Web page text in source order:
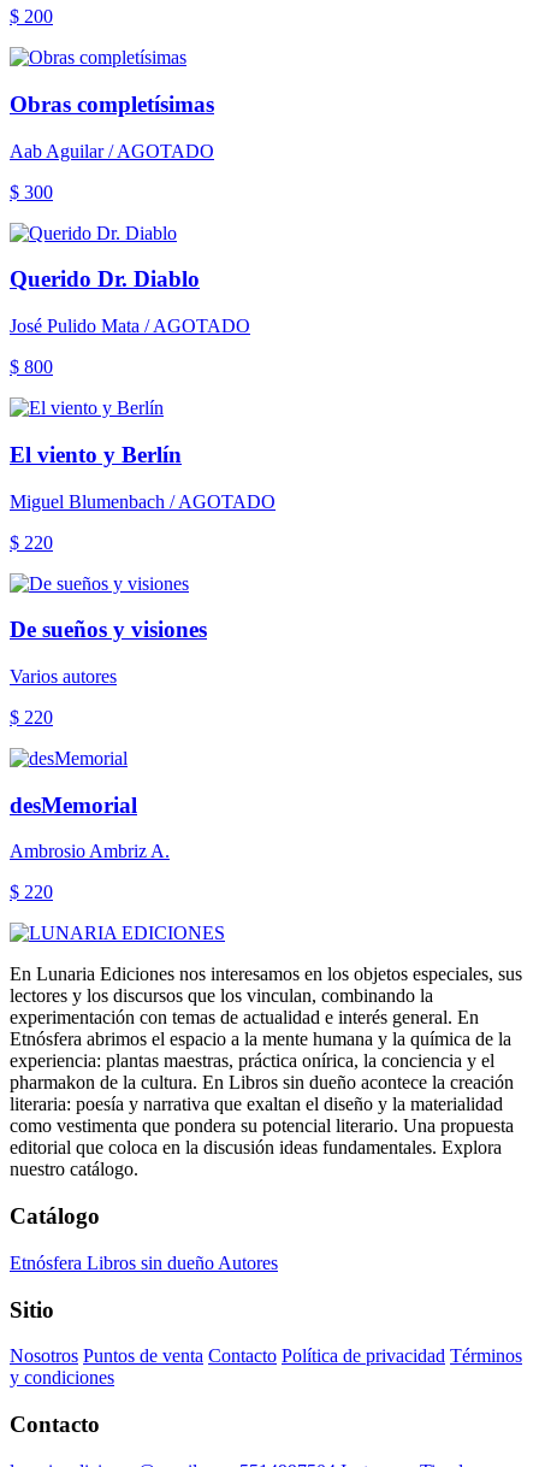
$ 200
Obras completísimas
Aab Aguilar / AGOTADO
$ 300
Querido Dr. Diablo
José Pulido Mata / AGOTADO
$ 800
El viento y Berlín
Miguel Blumenbach / AGOTADO
$ 220
De sueños y visiones
Varios autores
$ 220
desMemorial
Ambrosio Ambriz A.
$ 220
En Lunaria Ediciones nos interesamos en los objetos especiales, sus
lectores y los discursos que los vinculan, combinando la
experimentación con temas de actualidad e interés general. En
Etnósfera abrimos el espacio a la mente humana y la química de la
experiencia: plantas maestras, práctica onírica, la conciencia y el
pharmakon de la cultura. En Libros sin dueño acontece la creación
literaria: poesía y narrativa que exaltan el diseño y la materialidad
como vestimenta que pondera su potencial literario. Una propuesta
editorial que coloca en la discusión ideas fundamentales. Explora
nuestro catálogo.
Catálogo
Etnósfera Libros sin dueño Autores
Sitio
Nosotros Puntos de venta Contacto Política de privacidad Términos
y condiciones
Contacto